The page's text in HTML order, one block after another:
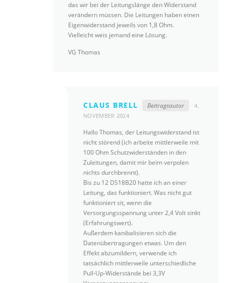
das wir bei der Leitungslänge den Widerstand
verändern müssen. Die Leitungen haben einen
Eigenwiderstand jeweils von 1,8 Ohm.
Vielleicht weis jemand eine Lösung.
VG Thomas
CLAUS BRELL Beitragsautor
4.
NOVEMBER 2024
Hallo Thomas, der Leitungswiderstand ist
nicht störend (ich arbeite mittlerweile mit
100 Ohm Schutzwiderständen in den
Zuleitungen, damit mir beim verpolen
nichts durchbrennt).
Bis zu 12 DS18B20 hatte ich an einer
Leitung, das funktioniert. Was nicht gut
funktioniert sit, wenn die
Versorgungsspannung unter 2,4 Volt sinkt
(Erfahrungswert).
Außerdem kanibalisieren sich die
Datenübertragungen etwas. Um den
Effekt abzumildern, verwende ich
tatsächlich mittlerweile unterschiedliche
Pull-Up-Widerstände bei 3,3V